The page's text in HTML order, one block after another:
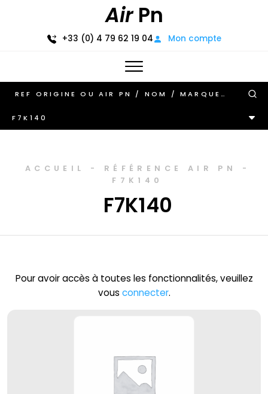
AirPn
+33 (0) 4 79 62 19 04 Mon compte
F7K140
ACCUEIL - RÉFÉRENCE AIR PN
-
F7K140
F7K140
Pour avoir accès à toutes les fonctionnalités, veuillez
vous connecter.